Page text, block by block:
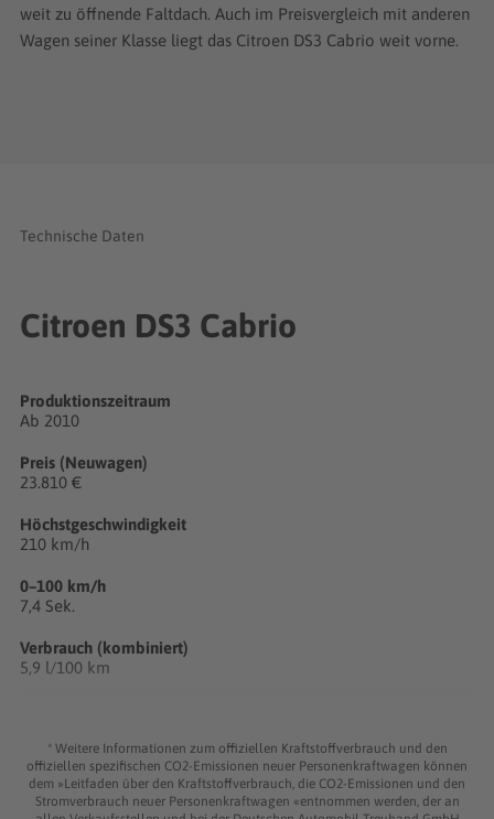
weit zu öffnende Faltdach. Auch im Preisvergleich mit anderen
Wagen seiner Klasse liegt das Citroen DS3 Cabrio weit vorne.
Technische Daten
Citroen DS3 Cabrio
Produktionszeitraum
Ab 2010
Preis (Neuwagen)
23.810 €
Höchstgeschwindigkeit
210 km/h
0–100 km/h
7,4 Sek.
Verbrauch (kombiniert)
5,9 l/100 km
Zylinder/Ventile
4/8
* Weitere Informationen zum offiziellen Kraftstoffverbrauch und den
offiziellen spezifischen CO2-Emissionen neuer Personenkraftwagen können
dem »Leitfaden über den Kraftstoffverbrauch, die CO2-Emissionen und den
Stromverbrauch neuer Personenkraftwagen «entnommen werden, der an